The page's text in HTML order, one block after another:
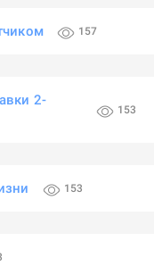
157
2-
153
153